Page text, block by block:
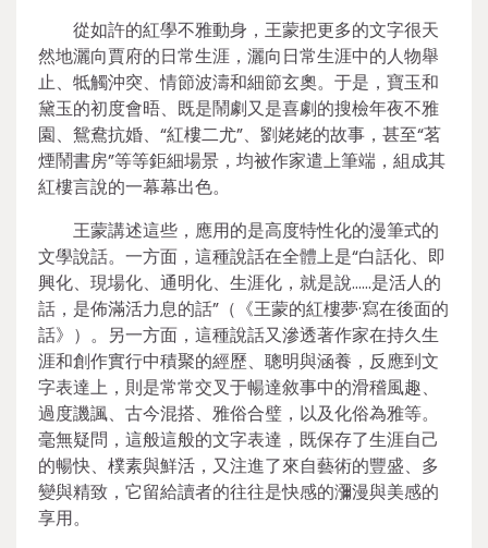
從如許的紅學不雅動身，王蒙把更多的文字很天
然地灑向賈府的日常生涯，灑向日常生涯中的人物舉
止、牴觸沖突、情節波濤和細節玄奧。于是，寶玉和
黛玉的初度會晤、既是鬧劇又是喜劇的搜檢年夜不雅
園、鴛鴦抗婚、“紅樓二尤”、劉姥姥的故事，甚至“茗
煙鬧書房”等等鉅細場景，均被作家遣上筆端，組成其
紅樓言說的一幕幕出色。
王蒙講述這些，應用的是高度特性化的漫筆式的
文學說話。一方面，這種說話在全體上是“白話化、即
興化、現場化、通明化、生涯化，就是說……是活人的
話，是佈滿活力息的話”（《王蒙的紅樓夢·寫在後面的
話》）。另一方面，這種說話又滲透著作家在持久生
涯和創作實行中積聚的經歷、聰明與涵養，反應到文
字表達上，則是常常交叉于暢達敘事中的滑稽風趣、
過度譏諷、古今混搭、雅俗合璧，以及化俗為雅等。
毫無疑問，這般這般的文字表達，既保存了生涯自己
的暢快、樸素與鮮活，又注進了來自藝術的豐盛、多
變與精致，它留給讀者的往往是快感的瀰漫與美感的
享用。